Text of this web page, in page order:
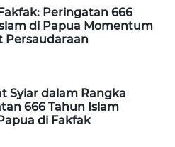
Peringatan 666
di Papua Momentum
Persaudaraan
Syiar dalam Rangka
666 Tahun Islam
di Fakfak